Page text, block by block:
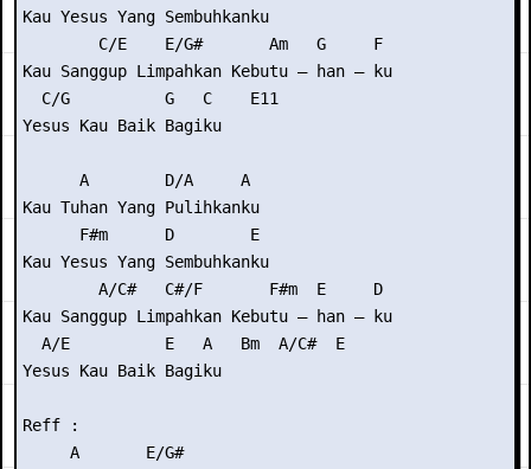
Kau Yesus Yang Sembuhkanku
        C/E    E/G#       Am   G     F
Kau Sanggup Limpahkan Kebutu – han – ku
  C/G          G   C    E11
Yesus Kau Baik Bagiku
      A        D/A     A
Kau Tuhan Yang Pulihkanku
      F#m      D        E
Kau Yesus Yang Sembuhkanku
        A/C#   C#/F       F#m  E     D
Kau Sanggup Limpahkan Kebutu – han – ku
  A/E          E   A   Bm  A/C#  E
Yesus Kau Baik Bagiku
Reff :
     A       E/G#